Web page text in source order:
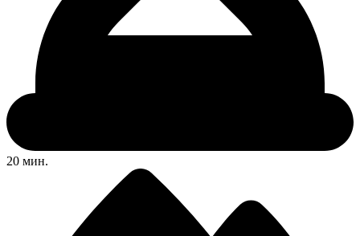
20 мин.